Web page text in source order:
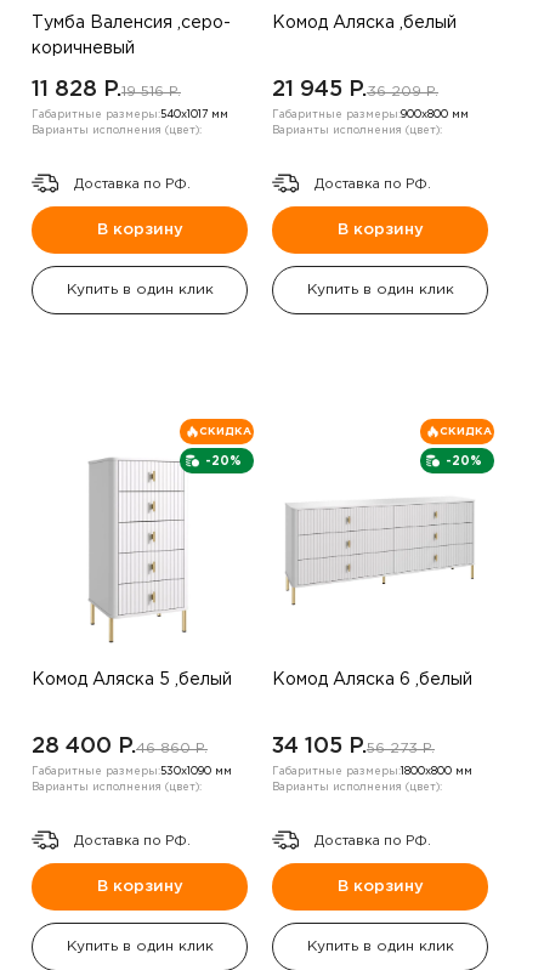
Тумба Валенсия ,серо-
коричневый
11 828 P.19 516 P.
Габаритные размеры:540х1017 мм
Варианты исполнения (цвет):
Доставка по РФ.
В корзину
Купить в один клик
Комод Аляска ,белый
21 945 P.36 209 P.
Габаритные размеры:900х800 мм
Варианты исполнения (цвет):
Доставка по РФ.
В корзину
Купить в один клик
-20%
СКИДКА
Комод Аляска 5 ,белый
28 400 P.46 860 P.
Габаритные размеры:530х1090 мм
Варианты исполнения (цвет):
Доставка по РФ.
В корзину
Купить в один клик
-20%
СКИДКА
Комод Аляска 6 ,белый
34 105 P.56 273 P.
Габаритные размеры: 1800х800 мм
Варианты исполнения (цвет):
Доставка по РФ.
В корзину
Купить в один клик